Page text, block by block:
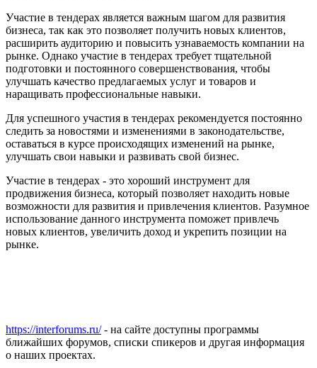
Участие в тендерах является важным шагом для развития
бизнеса, так как это позволяет получить новых клиентов,
расширить аудиторию и повысить узнаваемость компании на
рынке. Однако участие в тендерах требует тщательной
подготовки и постоянного совершенствования, чтобы
улучшать качество предлагаемых услуг и товаров и
наращивать профессиональные навыки.
Для успешного участия в тендерах рекомендуется постоянно
следить за новостями и изменениями в законодательстве,
оставаться в курсе происходящих изменений на рынке,
улучшать свои навыки и развивать свой бизнес.
Участие в тендерах - это хороший инструмент для
продвижения бизнеса, который позволяет находить новые
возможности для развития и привлечения клиентов. Разумное
использование данного инструмента поможет привлечь
новых клиентов, увеличить доход и укрепить позиции на
рынке.
https://interforums.ru/- на сайте доступны программы
ближайших форумов, списки спикеров и другая информация
о наших проектах.